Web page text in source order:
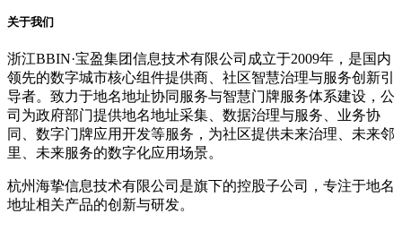
关于我们
浙江BBIN·宝盈集团信息技术有限公司成立于2009年，是国内
领先的数字城市核心组件提供商、社区智慧治理与服务创新引
导者。致力于地名地址协同服务与智慧门牌服务体系建设，公
司为政府部门提供地名地址采集、数据治理与服务、业务协
同、数字门牌应用开发等服务，为社区提供未来治理、未来邻
里、未来服务的数字化应用场景。
杭州海挚信息技术有限公司是旗下的控股子公司，专注于地名
地址相关产品的创新与研发。